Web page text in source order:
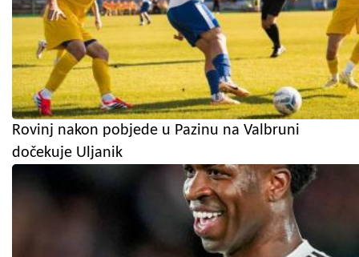
Rovinj nakon pobjede u Pazinu na Valbruni
dočekuje Uljanik